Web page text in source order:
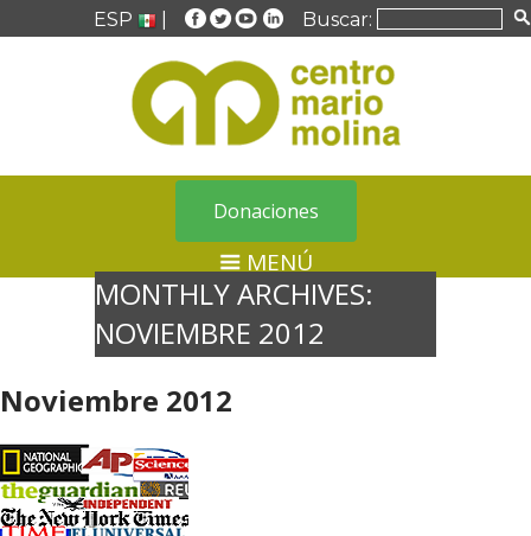
ESP Buscar:
Donaciones
MENÚ
MONTHLY ARCHIVES:
NOVIEMBRE 2012
Noviembre 2012